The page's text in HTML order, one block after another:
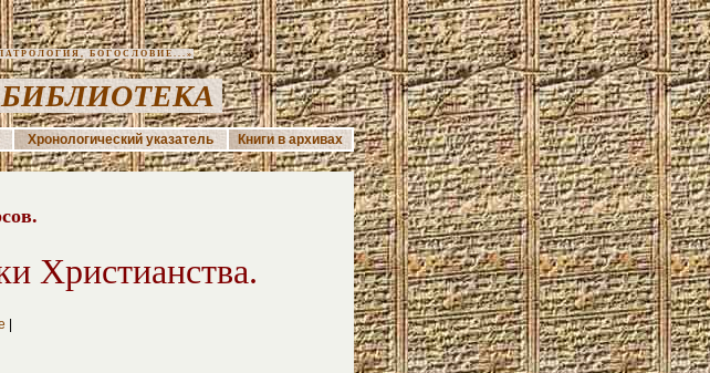
БОГОСЛОВИЕ...»
Хронологический указатель Книги в архивах
Христианства.
|